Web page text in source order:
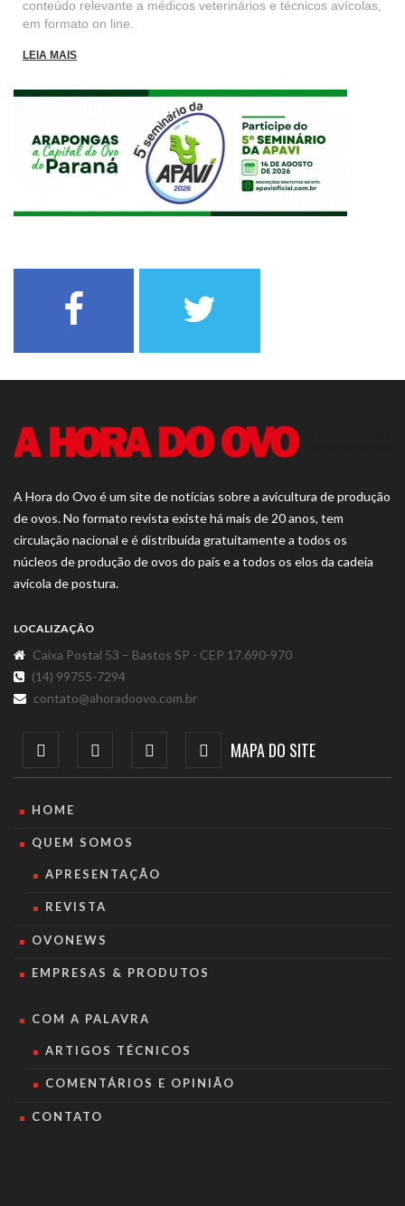
conteúdo relevante a médicos veterinários e técnicos avícolas,
em formato on line.
LEIA MAIS
A Hora do Ovo é um site de notícias sobre a avicultura de produção
de ovos. No formato revista existe há mais de 20 anos, tem
circulação nacional e é distribuída gratuitamente a todos os
núcleos de produção de ovos do país e a todos os elos da cadeia
avícola de postura.
LOCALIZAÇÃO
Caixa Postal 53 – Bastos SP - CEP 17.690-970
(14) 99755-7294
contato@ahoradoovo.com.br
MAPA DO SITE
HOME
QUEM SOMOS
APRESENTAÇÃO
REVISTA
OVONEWS
EMPRESAS & PRODUTOS
COM A PALAVRA
ARTIGOS TÉCNICOS
COMENTÁRIOS E OPINIÃO
CONTATO